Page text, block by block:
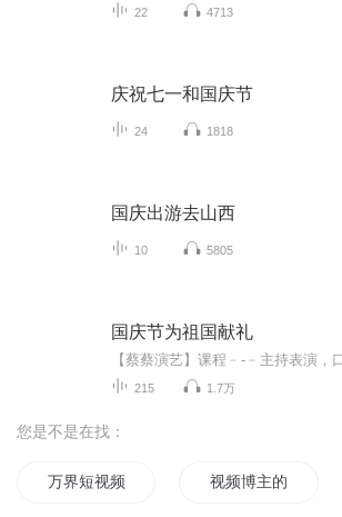
22 4713
庆祝七一和国庆节
24 1818
国庆出游去山西
10 5805
国庆节为祖国献礼
215 1.7万
您是不是在找：
万界短视频系统 视频博主的自我修养